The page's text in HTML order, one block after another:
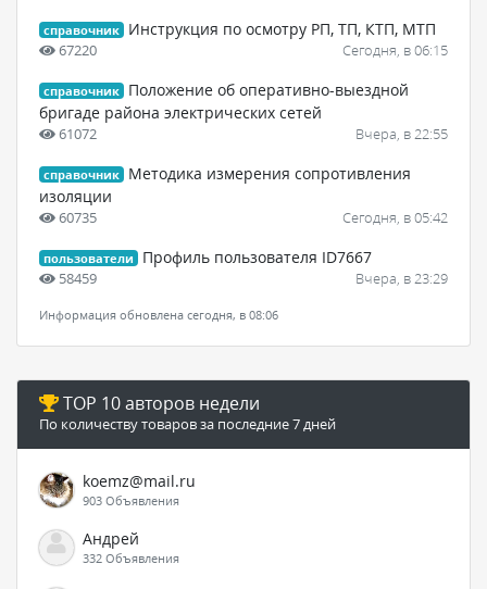
справочник Инструкция по осмотру РП, ТП, КТП, МТП
67220 Сегодня, в 06:15
справочник
Положение об оперативно-выездной
бригаде района электрических сетей
61072 Вчера, в 22:55
справочник
Методика измерения сопротивления
изоляции
60735 Сегодня, в 05:42
пользователи Профиль пользователя ID7667
58459 Вчера, в 23:29
Информация обновлена сегодня, в 08:06
TOP 10 авторов недели
По количеству товаров за последние 7 дней
koemz@mail.ru
903 Объявления
Андрей
332 Объявления